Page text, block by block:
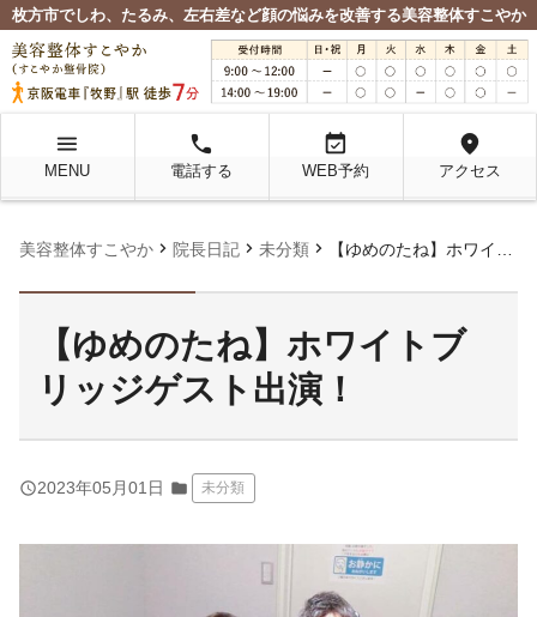
枚方市でしわ、たるみ、左右差など顔の悩みを改善する美容整体すこやか
menu
MENU
local_phone
電話する
event_available
WEB予約
location_on
アクセス
美容整体すこやか chevron_right 院長日記 chevron_right 未分類 chevron_right 【ゆめのたね】ホワイトブリッジゲスト出演！
【ゆめのたね】ホワイトブ
リッジゲスト出演！
query_builder2023年05月01日 folder 未分類